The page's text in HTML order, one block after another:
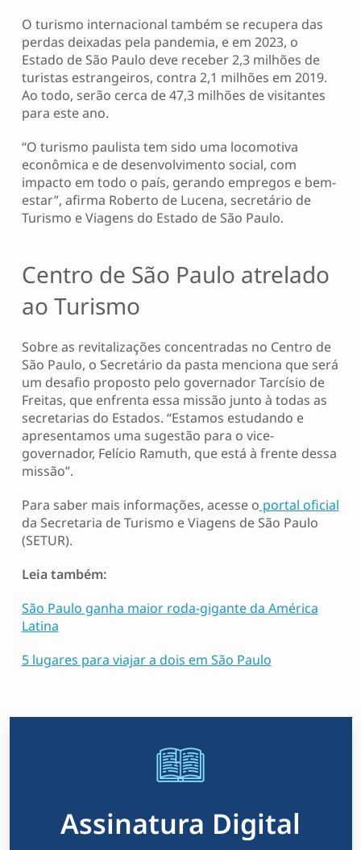
O turismo internacional também se recupera das
perdas deixadas pela pandemia, e em 2023, o
Estado de São Paulo deve receber 2,3 milhões de
turistas estrangeiros, contra 2,1 milhões em 2019.
Ao todo, serão cerca de 47,3 milhões de visitantes
para este ano.
“O turismo paulista tem sido uma locomotiva
econômica e de desenvolvimento social, com
impacto em todo o país, gerando empregos e bem-
estar”, afirma Roberto de Lucena, secretário de
Turismo e Viagens do Estado de São Paulo.
Centro de São Paulo atrelado
ao Turismo
Sobre as revitalizações concentradas no Centro de
São Paulo, o Secretário da pasta menciona que será
um desafio proposto pelo governador Tarcísio de
Freitas, que enfrenta essa missão junto à todas as
secretarias do Estados. “Estamos estudando e
apresentamos uma sugestão para o vice-
governador, Felício Ramuth, que está à frente dessa
missão”.
Para saber mais informações, acesse o portal oficial
da Secretaria de Turismo e Viagens de São Paulo
(SETUR).
Leia também:
São Paulo ganha maior roda-gigante da América
Latina
5 lugares para viajar a dois em São Paulo
Assinatura Digital